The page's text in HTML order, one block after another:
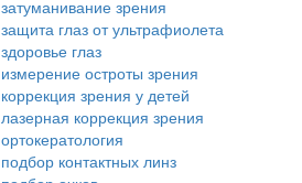
затуманивание зрения
защита глаз от ультрафиолета
здоровье глаз
измерение остроты зрения
коррекция зрения у детей
лазерная коррекция зрения
ортокератология
подбор контактных линз